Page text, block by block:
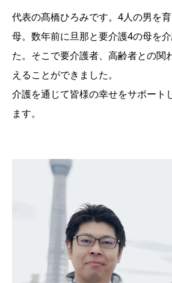
代表の髙橋ひろみです。4人の男を
母。数年前に旦那と要介護4の母を
た。そこで要介護者、高齢者との関
えることができました。
介護を通じて皆様の幸せをサポート
ます。